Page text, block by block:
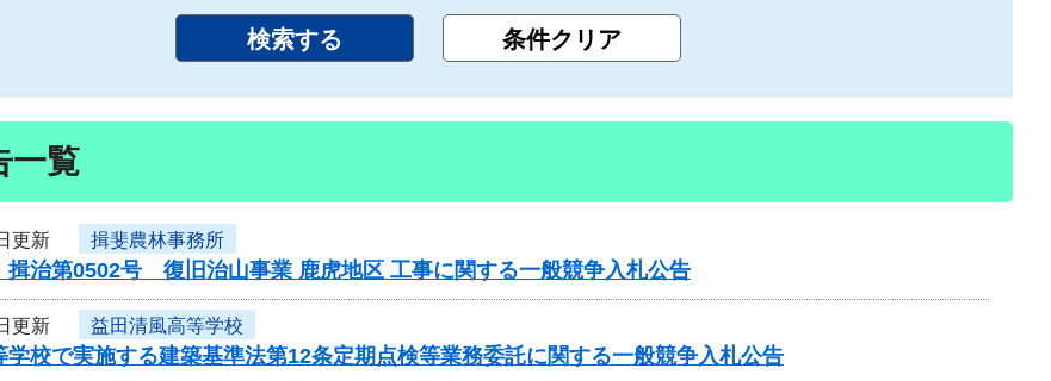
一覧
更新 揖斐農林事務所
揖治第0502号 復旧治山事業 鹿虎地区 工事に関する一般競争入札公告
更新 益田清風高等学校
学校で実施する建築基準法第12条定期点検等業務委託に関する一般競争入札公告